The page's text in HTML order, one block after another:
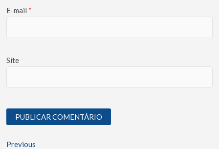
E-mail *
Site
Previous